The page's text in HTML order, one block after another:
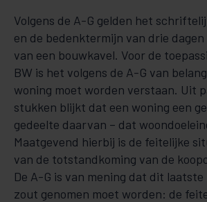
Volgens de A-G gelden het
en de bedenktermijn van drie
van een bouwkavel. Voor de
BW is het volgens de A-G van
woning moet worden verstaan. Uit
stukken blijkt dat een woning een
gedeelte daarvan – dat
Maatgevend hierbij is de feitelijke
van de totstandkoming van de
De A-G is van mening dat dit
zout genomen moet worden: de